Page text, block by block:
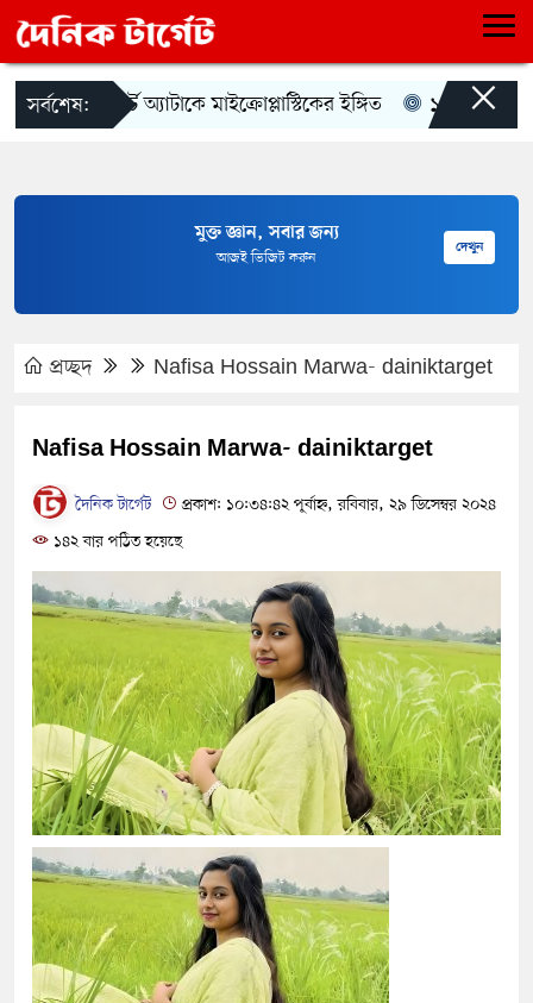
সর্বশেষ:হার্ট অ্যাটাকে মাইক্রোপ্লাস্টিকের ইঙ্গিত ১০ আগস্ট×
মুক্ত জ্ঞান, সবার জন্য
আজই ভিজিট করুন
দেখুন
প্রচ্ছদ Nafisa Hossain Marwa- dainiktarget
Nafisa Hossain Marwa- dainiktarget
দৈনিক টার্গেট
প্রকাশ: ১০:৩৪:৪২ পূর্বাহ্ন, রবিবার, ২৯ ডিসেম্বর ২০২৪
১৪২ বার পঠিত হয়েছে